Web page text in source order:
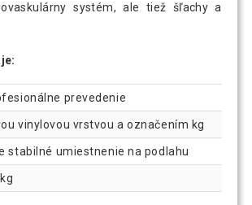
systém, ale tiež šľachy a
prevedenie
vinylovou vrstvou a označením kg
stabilné umiestnenie na podlahu